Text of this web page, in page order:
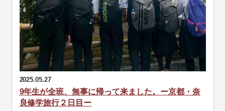
2025.05.27
9年生が全班、無事に帰って来ました。ー京都・奈
良修学旅行２日目ー